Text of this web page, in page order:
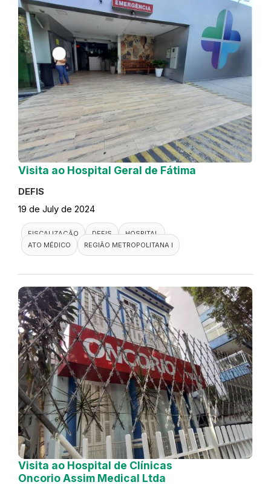
Visita ao Hospital Geral de Fátima
DEFIS
19 de July de 2024
FISCALIZAÇÃO DEFIS
HOSPITAL
ATO MÉDICO
REGIÃO METROPOLITANA I
Visita ao Hospital de Clínicas
Oncorio Assim Medical Ltda